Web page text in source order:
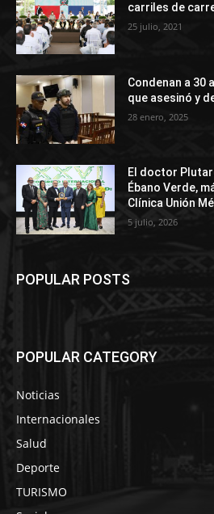
carriles de
25 julio, 2021
Condenan a 30
que asesinó y
28 enero, 2025
El doctor
Ébano Verde,
Clínica Unión
5 julio, 2026
POPULAR POSTS
POPULAR CATEGORY
Noticias
Internacionales
Salud
Deporte
TURISMO